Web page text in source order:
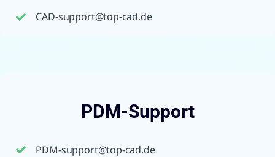
CAD-support@top-cad.de
PDM-Support
PDM-support@top-cad.de